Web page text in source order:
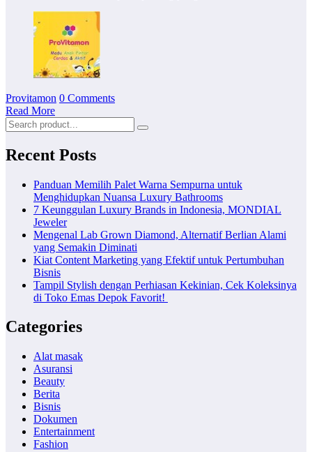
Provitamon 0 Comments
Read More
Recent Posts
Panduan Memilih Palet Warna Sempurna untuk
Menghidupkan Nuansa Luxury Bathrooms
7 Keunggulan Luxury Brands in Indonesia, MONDIAL
Jeweler
Mengenal Lab Grown Diamond, Alternatif Berlian Alami
yang Semakin Diminati
Kiat Content Marketing yang Efektif untuk Pertumbuhan
Bisnis
Tampil Stylish dengan Perhiasan Kekinian, Cek Koleksinya
di Toko Emas Depok Favorit!
Categories
Alat masak
Asuransi
Beauty
Berita
Bisnis
Dokumen
Entertainment
Fashion